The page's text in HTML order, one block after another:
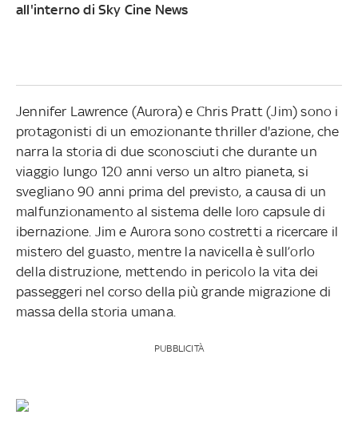
all'interno di Sky Cine News
Jennifer Lawrence (Aurora) e Chris Pratt (Jim) sono i
protagonisti di un emozionante thriller d'azione, che
narra la storia di due sconosciuti che durante un
viaggio lungo 120 anni verso un altro pianeta, si
svegliano 90 anni prima del previsto, a causa di un
malfunzionamento al sistema delle loro capsule di
ibernazione. Jim e Aurora sono costretti a ricercare il
mistero del guasto, mentre la navicella è sull’orlo
della distruzione, mettendo in pericolo la vita dei
passeggeri nel corso della più grande migrazione di
massa della storia umana.
PUBBLICITÀ